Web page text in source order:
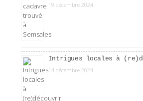
19 décembre 2024
Intrigues locales à
14 décembre 2024